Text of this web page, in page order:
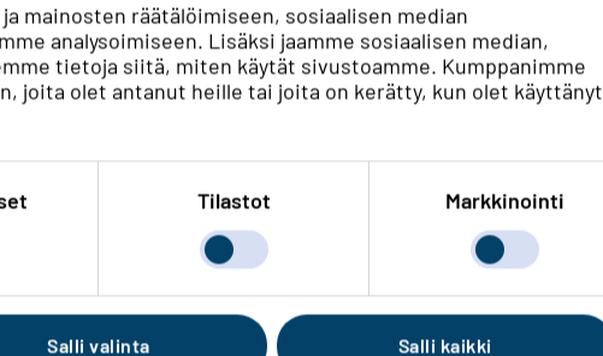
mainosten räätälöimiseen, sosiaalisen median
analysoimiseen. Lisäksi jaamme sosiaalisen median,
tietoja siitä, miten käytät sivustoamme. Kumppanimme
joita olet antanut heille tai joita on kerätty, kun olet käyttänyt
Tilastot Markkinointi
Salli valinta Salli kaikki
ja ota vinkit talteen!